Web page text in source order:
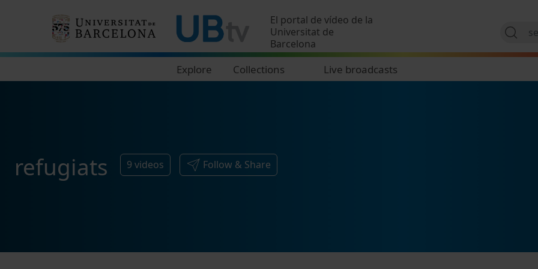
El portal de vídeo de la
Universitat de
Barcelona
Explore Collections Live broadcasts
refugiats 9 videos Follow & Share